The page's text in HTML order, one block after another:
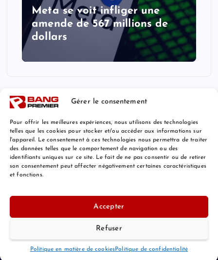
Gérer le consentement
Pour offrir les meilleures expériences, nous utilisons des technologies
telles que les cookies pour stocker et/ou accéder aux informations sur
l'appareil. Le consentement à ces technologies nous permettra de traiter
des données telles que le comportement de navigation ou des
identifiants uniques sur ce site. Le fait de ne pas consentir ou de retirer
son consentement peut affecter négativement certaines caractéristiques
et fonctions.
Accepter
Refuser
Politique en matière de cookiesPolitique de confidentialité
Meta se voit infliger une
amende de 567 millions de
dollars
Mentions Légales